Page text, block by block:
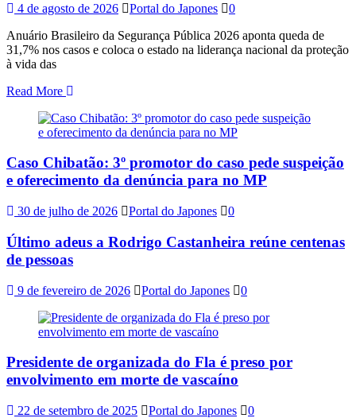
4 de agosto de 2026 Portal do Japones
0
Anuário Brasileiro da Segurança Pública 2026 aponta queda de
31,7% nos casos e coloca o estado na liderança nacional da proteção
à vida das
Read More
Caso Chibatão: 3º promotor do caso pede suspeição
e oferecimento da denúncia para no MP
30 de julho de 2026 Portal do Japones 0
Último adeus a Rodrigo Castanheira reúne centenas
de pessoas
9 de fevereiro de 2026 Portal do Japones 0
Presidente de organizada do Fla é preso por
envolvimento em morte de vascaíno
22 de setembro de 2025 Portal do Japones 0